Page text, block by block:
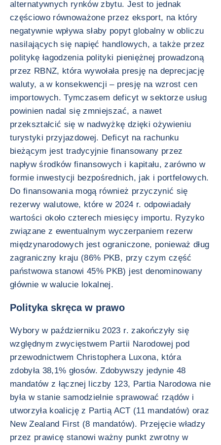
alternatywnych rynków zbytu. Jest to jednak
częściowo równoważone przez eksport, na który
negatywnie wpływa słaby popyt globalny w obliczu
nasilających się napięć handlowych, a także przez
politykę łagodzenia polityki pieniężnej prowadzoną
przez RBNZ, która wywołała presję na deprecjację
waluty, a w konsekwencji – presję na wzrost cen
importowych. Tymczasem deficyt w sektorze usług
powinien nadal się zmniejszać, a nawet
przekształcić się w nadwyżkę dzięki ożywieniu
turystyki przyjazdowej. Deficyt na rachunku
bieżącym jest tradycyjnie finansowany przez
napływ środków finansowych i kapitału, zarówno w
formie inwestycji bezpośrednich, jak i portfelowych.
Do finansowania mogą również przyczynić się
rezerwy walutowe, które w 2024 r. odpowiadały
wartości około czterech miesięcy importu. Ryzyko
związane z ewentualnym wyczerpaniem rezerw
międzynarodowych jest ograniczone, ponieważ dług
zagraniczny kraju (86% PKB, przy czym część
państwowa stanowi 45% PKB) jest denominowany
głównie w walucie lokalnej.
Polityka skręca w prawo
Wybory w październiku 2023 r. zakończyły się
względnym zwycięstwem Partii Narodowej pod
przewodnictwem Christophera Luxona, która
zdobyła 38,1% głosów. Zdobywszy jedynie 48
mandatów z łącznej liczby 123, Partia Narodowa nie
była w stanie samodzielnie sprawować rządów i
utworzyła koalicję z Partią ACT (11 mandatów) oraz
New Zealand First (8 mandatów). Przejęcie władzy
przez prawicę stanowi ważny punkt zwrotny w